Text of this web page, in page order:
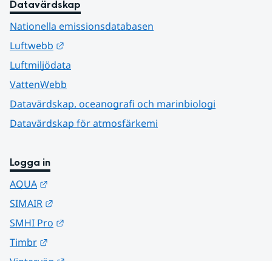
Datavärdskap
Nationella emissionsdatabasen
Luftwebb
Luftmiljödata
VattenWebb
Datavärdskap, oceanografi och marinbiologi
Datavärdskap för atmosfärkemi
Logga in
AQUA
SIMAIR
SMHI Pro
Timbr